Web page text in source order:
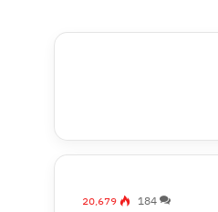
184 20٬679